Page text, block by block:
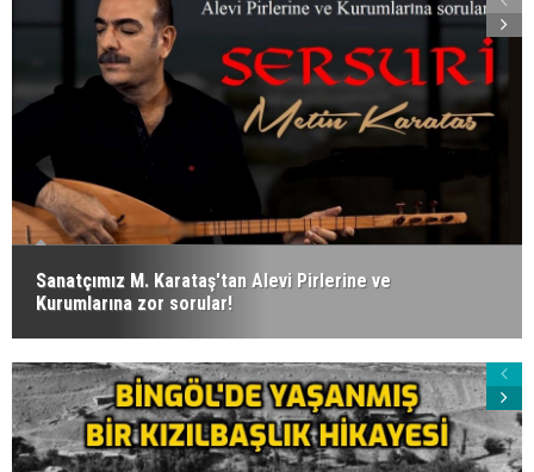
Sanatçımız M. Karataş'tan Alevi Pirlerine ve
Kurumlarına zor sorular!